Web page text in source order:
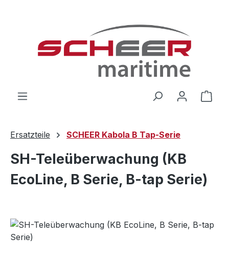
Ersatzteile SCHEER Kabola B Tap-Serie
SH-Teleüberwachung (KB
EcoLine, B Serie, B-tap Serie)
Bildergalerie überspringen